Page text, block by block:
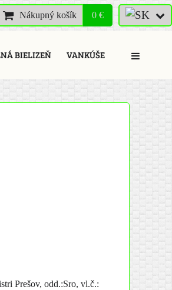
Nákupný košík 0 €
BIELIZEŇ VANKÚŠE
Prešov, odd.:Sro, vl.č.: